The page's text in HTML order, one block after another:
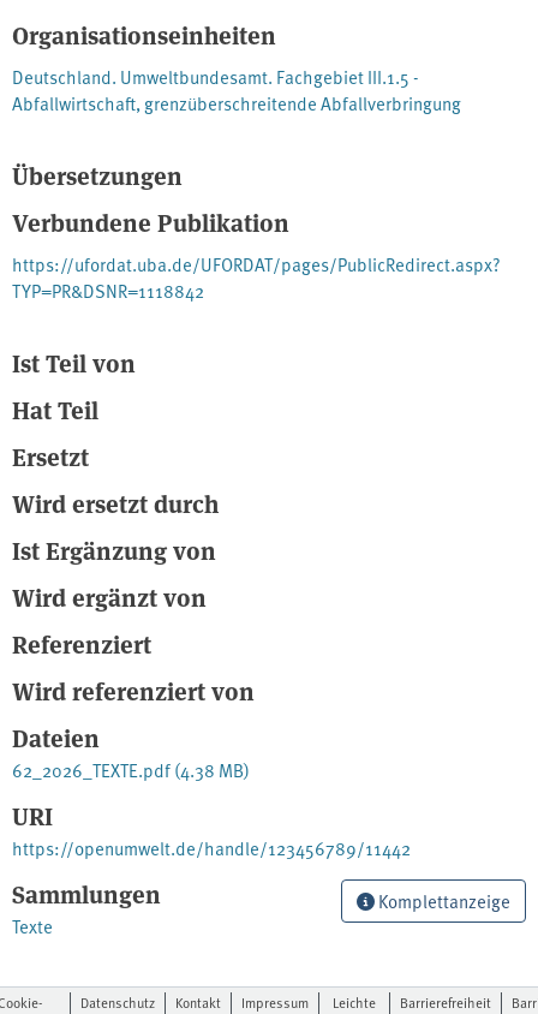
gemeinsame Grenzwerte, die 2019 deutlich verschärft wurden.
Dieser Bericht liefert Daten aus Deutschland zu deren Vorkommen
in Aschen aus Kleinfeuerungsanlagen und Biomasseanlagen. Die
Ergebnisse zeigen: Grobasche ist meist gering belastet, während
Erhöhte Belastungen treten vor allem bei der Verbrennung von
behandeltem Holz auf. Eine weitere Absenkung der Grenzwerte
erscheint möglich, wenn ausschließlich unbehandeltes Holz
Organisationseinheiten
Deutschland. Umweltbundesamt. Fachgebiet III.1.5 -
Abfallwirtschaft, grenzüberschreitende Abfallverbringung
Übersetzungen
Verbundene Publikation
https://ufordat.uba.de/UFORDAT/pages/PublicRedirect.aspx?
TYP=PR&DSNR=1118842
Ist Teil von
Hat Teil
Ersetzt
Wird ersetzt durch
Ist Ergänzung von
Wird ergänzt von
Referenziert
Wird referenziert von
Dateien
62_2026_TEXTE.pdf(4.38 MB)
URI
https://openumwelt.de/handle/123456789/11442
Sammlungen
Texte
Komplettanzeige
Datenschutz Kontakt Impressum
Leichte
Barrierefreiheit